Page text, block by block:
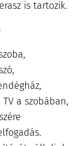
is tartozik.
a szobában,